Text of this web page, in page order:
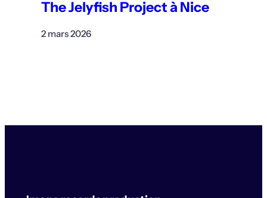
The Jelyfish Project à Nice
2 mars 2026